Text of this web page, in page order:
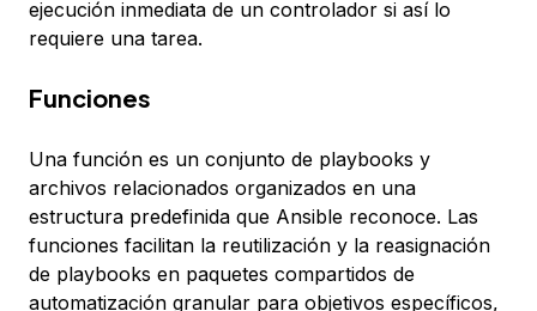
ejecución inmediata de un controlador si así lo
requiere una tarea.
Funciones
Una función es un conjunto de playbooks y
archivos relacionados organizados en una
estructura predefinida que Ansible reconoce. Las
funciones facilitan la reutilización y la reasignación
de playbooks en paquetes compartidos de
automatización granular para objetivos específicos,